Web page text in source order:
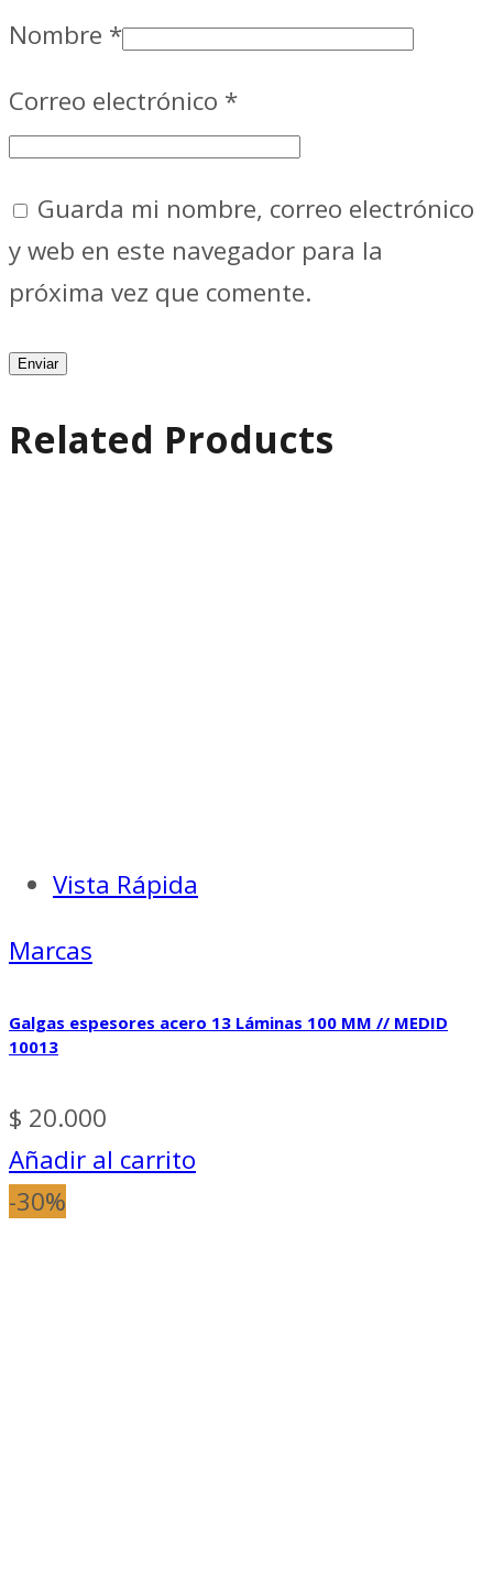
Nombre *
Correo electrónico *
Guarda mi nombre, correo electrónico
y web en este navegador para la
próxima vez que comente.
Related Products
Vista Rápida
Marcas
Galgas espesores acero 13 Láminas 100 MM // MEDID
10013
$ 20.000
Añadir al carrito
-30%